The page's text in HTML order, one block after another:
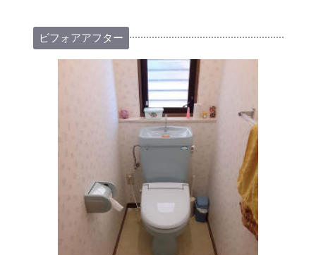
ビフォアアフター